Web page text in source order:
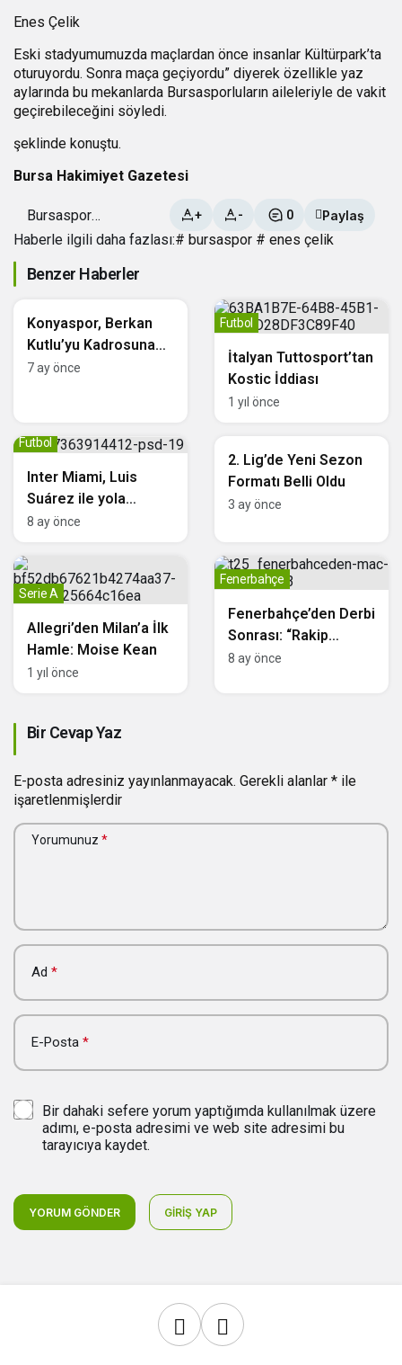
Enes Çelik
Eski stadyumumuzda maçlardan önce insanlar Kültürpark’ta
oturuyordu. Sonra maça geçiyordu” diyerek özellikle yaz
aylarında bu mekanlarda Bursasporluların aileleriyle de vakit
geçirebileceğini söyledi.
şeklinde konuştu.
Bursa Hakimiyet Gazetesi
Bursaspor
Başkanı Enes
Çelik,Müze
Çalışmaları
Hakkında Konuştu
+ - 0 Paylaş
Haberle ilgili daha fazlası:# bursaspor # enes çelik
Benzer Haberler
Konyaspor, Berkan
Kutlu’yu Kadrosuna
Kattı
7 ay önce
İtalyan Tuttosport’tan
Kostic İddiası
Futbol
1 yıl önce
Inter Miami, Luis
Suárez ile yola
devam ediyor
Futbol
8 ay önce
2. Lig’de Yeni Sezon
Formatı Belli Oldu
3 ay önce
Allegri’den Milan’a İlk
Hamle: Moise Kean
Serie A
1 yıl önce
Fenerbahçe’den Derbi
Sonrası: “Rakip
Beraberliğe Geldi”
Fenerbahçe
8 ay önce
Bir Cevap Yaz
E-posta adresiniz yayınlanmayacak. Gerekli alanlar * ile
işaretlenmişlerdir
Yorumunuz *
Ad *
E-Posta *
Bir dahaki sefere yorum yaptığımda kullanılmak üzere
adımı, e-posta adresimi ve web site adresimi bu
tarayıcıya kaydet.
YORUM GÖNDER GIRIŞ YAP